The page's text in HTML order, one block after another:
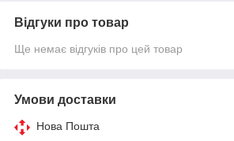
Відгуки про товар
Ще немає відгуків про цей товар
Умови доставки
Нова Пошта